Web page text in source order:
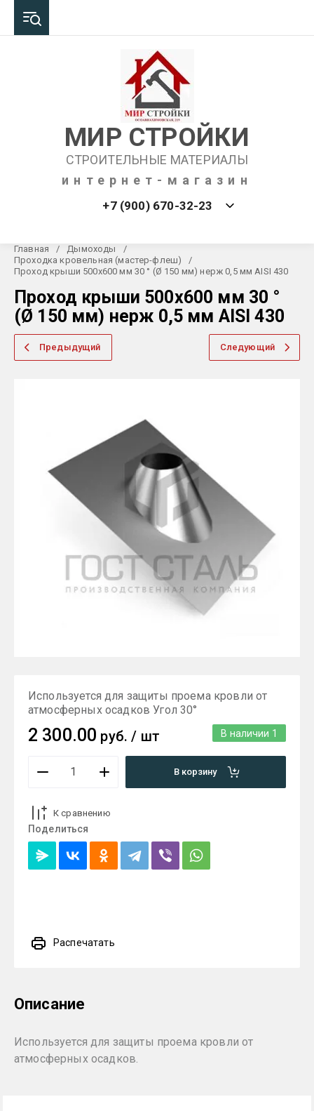
МИР СТРОЙКИ
СТРОИТЕЛЬНЫЕ МАТЕРИАЛЫ
интернет-магазин
+7 (900) 670-32-23
Главная / Дымоходы
/
Проходка кровельная (мастер-флеш)
/
Проход крыши 500х600 мм 30 ° (Ø 150 мм) нерж 0,5 мм AISI 430
Проход крыши 500х600 мм 30 °
(Ø 150 мм) нерж 0,5 мм AISI 430
Предыдущий Следующий
Используется для защиты проема кровли от
атмосферных осадков Угол 30°
В наличии 1
2 300.00 руб. / шт
В корзину
К сравнению
Поделиться
Распечатать
Описание
Используется для защиты проема кровли от
атмосферных осадков.